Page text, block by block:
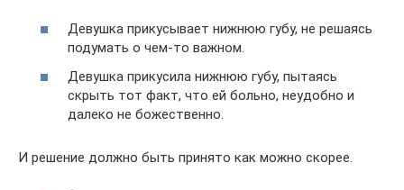
Девушка прикусывает нижнюю губу, не решаясь
подумать о чем-то важном.
Девушка прикусила нижнюю губу, пытаясь
скрыть тот факт, что ей больно, неудобно и
далеко не божественно.
И решение должно быть принято как можно скорее.